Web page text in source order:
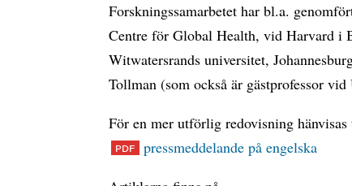
Forskningssamarbetet har bl.a.
Centre för Global Health, vid Harvard i
Witwatersrands universitet,
Tollman (som också är gästprofessor
För en mer utförlig redovisning
pressmeddelande på engelska